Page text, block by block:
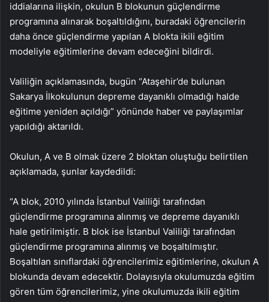
iddialarına ilişkin, okulun B blokunun güçlendirme
programına alınarak boşaltıldığını, buradaki öğrencilerin
daha önce güçlendirme yapılan A blokta ikili eğitim
modeliyle eğitimlerine devam edeceğini bildirdi.
Valiliğin açıklamasında, bugün “Ataşehir’de bulunan
Sakarya İlkokulunun depreme dayanıklı olmadığı halde
eğitime yeniden açıldığı” yönünde haber ve paylaşımlar
yapıldığı aktarıldı.
Okulun, A ve B olmak üzere 2 bloktan oluştuğu belirtilen
açıklamada, şunlar kaydedildi:
“A blok, 2010 yılında İstanbul Valiliği tarafından
güçlendirme programına alınmış ve depreme dayanıklı
hale getirilmiştir. B blok ise İstanbul Valiliği tarafından
güçlendirme programına alınmış ve boşaltılmıştır.
Boşaltılan sınıflardaki öğrencilerimiz eğitimlerine, okulun A
blokunda devam edecektir. Dolayısıyla okulumuzda eğitim
gören tüm öğrencilerimiz, yine okulumuzda ikili eğitim